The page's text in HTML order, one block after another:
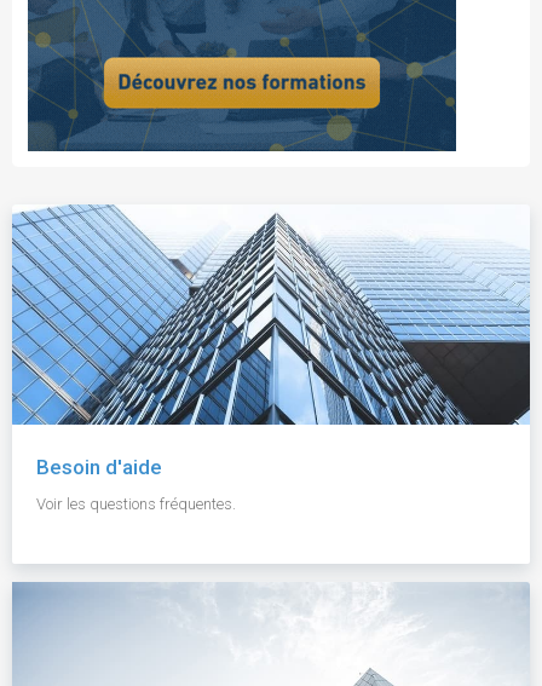
Besoin d'aide
Voir les questions fréquentes.